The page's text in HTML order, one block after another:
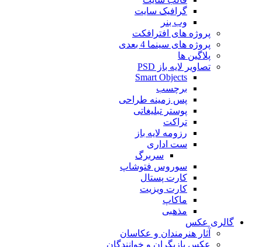
گرافیک سایت
وب بنر
پروژه های افترافکت
پروژه های سینما 4 بعدی
پلاگین ها
تصاویر لایه باز PSD
Smart Objects
برچسب
پس زمینه طراحی
پوستر تبلیغاتی
تراکت
رزومه لایه باز
ست اداری
سربرگ
سوروس فتوشاپ
کارت پستال
کارت ویزیت
ماکاپ
مذهبی
گالری عکس
آثار هنرمندان و عکاسان
عکس بازیگران و خوانندگان